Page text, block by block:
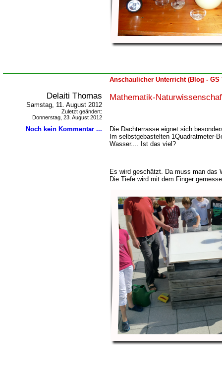
Anschaulicher Unterricht (Blog - GS
Delaiti Thomas
Samstag, 11. August 2012
Zuletzt geändert:
Donnerstag, 23. August 2012
Noch kein Kommentar ...
Mathematik-
Die Dachterrasse eignet sich
Im selbstgebastelten 1Quadratmeter-
Wasser.... Ist das viel?
Es wird geschätzt. Da muss man das
Die Tiefe wird mit dem Finger